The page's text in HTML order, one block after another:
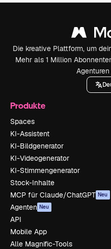
Die kreative Plattform, um
Mehr als 1 Million
Produkte
Spaces
KI-Assistent
KI-Bildgenerator
KI-Videogenerator
KI-Stimmengenerator
Stock-Inhalte
MCP für Claude/ChatGPT Neu
Agenten Neu
API
Mobile App
Alle Magnific-Tools